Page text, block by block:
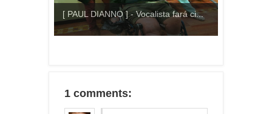
[ PAUL DIANNO ] - Vocalista fará ci...
1 comments: